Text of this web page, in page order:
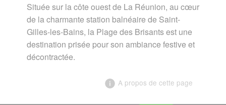
Située sur la côte ouest de La Réunion, au cœur
de la charmante station balnéaire de Saint-
Gilles-les-Bains, la Plage des Brisants est une
destination prisée pour son ambiance festive et
décontractée.
A propos de cette page